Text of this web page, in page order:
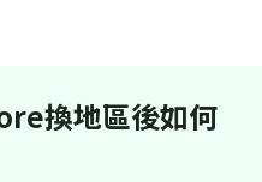
換地區後如何